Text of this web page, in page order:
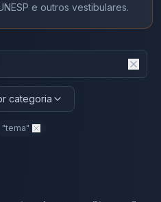
e outros vestibulares.
categoria
"tema"